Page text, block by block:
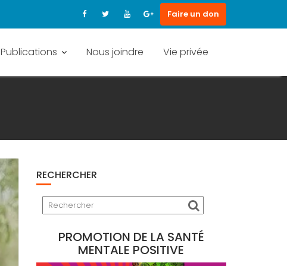
Faire un don
Publications Nous joindre Vie privée
RECHERCHER
PROMOTION DE LA SANTÉ
MENTALE POSITIVE